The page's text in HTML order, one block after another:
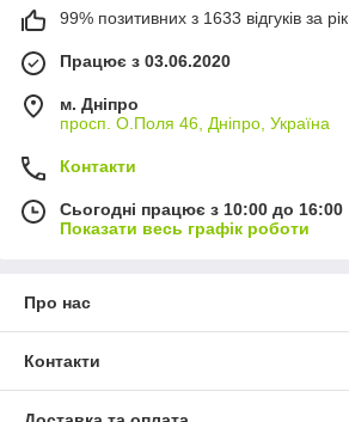
99% позитивних з 1633 відгуків за рік
Працює з 03.06.2020
м. Дніпро
просп. О.Поля 46, Дніпро, Україна
Контакти
Сьогодні працює з 10:00 до 16:00
Показати весь графік роботи
Про нас
Контакти